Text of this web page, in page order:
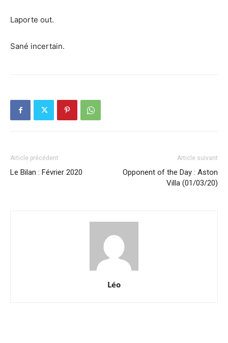
Laporte out.
Sané incertain.
Article précédent
Le Bilan : Février 2020
Article suivant
Opponent of the Day : Aston
Villa (01/03/20)
Léo